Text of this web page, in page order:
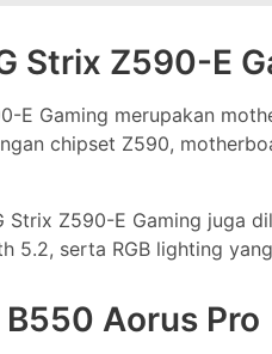
Strix Z590-E
E Gaming merupakan
chipset Z590,
Strix Z590-E Gaming juga
5.2, serta RGB lighting
Aorus Pro